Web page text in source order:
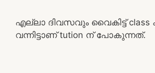
എല്ലാ ദിവസവും വൈകിട്ട് class
വന്നിട്ടാണ് tution ന് പോകുന്നത്.